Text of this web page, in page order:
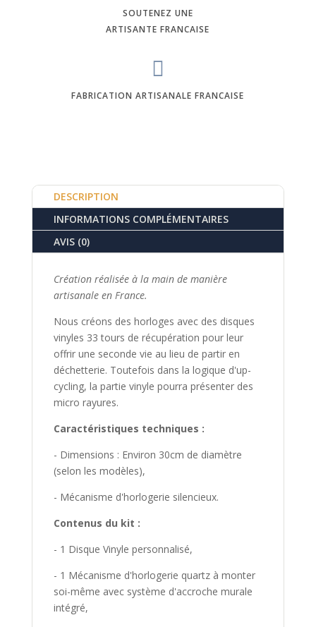
SOUTENEZ UNE
ARTISANTE FRANCAISE

FABRICATION ARTISANALE FRANCAISE
DESCRIPTION
INFORMATIONS COMPLÉMENTAIRES
AVIS (0)
Création réalisée à la main de manière
artisanale en France.
Nous créons des horloges avec des disques
vinyles 33 tours de récupération pour leur
offrir une seconde vie au lieu de partir en
déchetterie. Toutefois dans la logique d'up-
cycling, la partie vinyle pourra présenter des
micro rayures.
Caractéristiques techniques :
- Dimensions : Environ 30cm de diamètre
(selon les modèles),
- Mécanisme d'horlogerie silencieux.
Contenus du kit :
- 1 Disque Vinyle personnalisé,
- 1 Mécanisme d'horlogerie quartz à monter
soi-même avec système d'accroche murale
intégré,